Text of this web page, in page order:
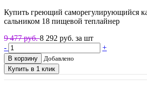
Купить греющий саморегулирующийся
сальником 18 пищевой теплайнер
9 477 руб.8 292 руб. за шт
-
+
В корзину
Добавлено
Купить в 1 клик